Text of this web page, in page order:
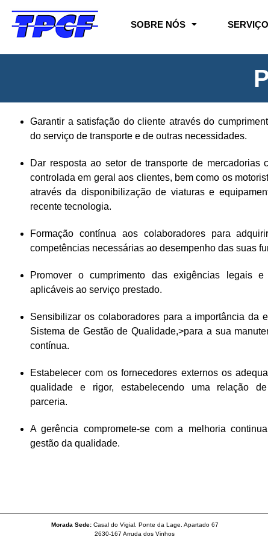
SOBRE NÓS
Garantir a satisfação do cliente através do
do serviço de transporte e de outras necessidades.
Dar resposta ao setor de transporte de mercadorias
controlada em geral aos clientes, bem como os
através da disponibilização de viaturas e
recente tecnologia.
Formação contínua aos colaboradores para
competências necessárias ao desempenho das suas
Promover o cumprimento das exigências legais e
aplicáveis ao serviço prestado.
Sensibilizar os colaboradores para a importância da
Sistema de Gestão de Qualidade,>para a sua
contínua.
Estabelecer com os fornecedores externos os
qualidade e rigor, estabelecendo uma relação
parceria.
A gerência compromete-se com a melhoria
gestão da qualidade.
Morada Sede: Casal do Vigial. Ponte da Lage. Apartado 67
2630-167 Arruda dos Vinhos